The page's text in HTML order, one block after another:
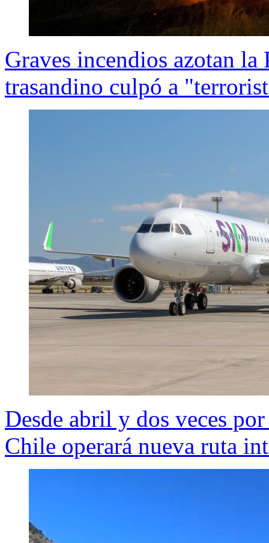
Graves incendios azotan
trasandino culpó a
Desde abril y dos veces
Chile operará nueva ruta